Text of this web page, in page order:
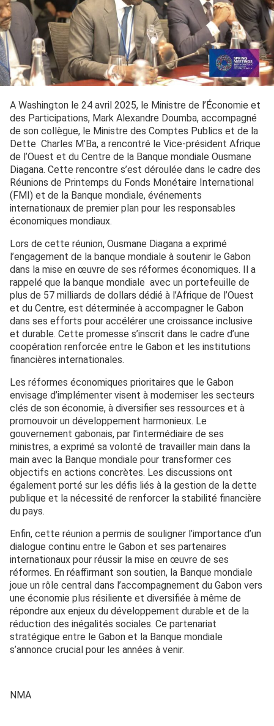
A Washington le 24 avril 2025, le Ministre de l’Économie et
des Participations, Mark Alexandre Doumba, accompagné
de son collègue, le Ministre des Comptes Publics et de la
Dette Charles M’Ba, a rencontré le Vice-président Afrique
de l’Ouest et du Centre de la Banque mondiale Ousmane
Diagana. Cette rencontre s’est déroulée dans le cadre des
Réunions de Printemps du Fonds Monétaire International
(FMI) et de la Banque mondiale, événements
internationaux de premier plan pour les responsables
économiques mondiaux.
Lors de cette réunion, Ousmane Diagana a exprimé
l’engagement de la banque mondiale à soutenir le Gabon
dans la mise en œuvre de ses réformes économiques. Il a
rappelé que la banque mondiale avec un portefeuille de
plus de 57 milliards de dollars dédié à l’Afrique de l’Ouest
et du Centre, est déterminée à accompagner le Gabon
dans ses efforts pour accélérer une croissance inclusive
et durable. Cette promesse s’inscrit dans le cadre d’une
coopération renforcée entre le Gabon et les institutions
financières internationales.
Les réformes économiques prioritaires que le Gabon
envisage d’implémenter visent à moderniser les secteurs
clés de son économie, à diversifier ses ressources et à
promouvoir un développement harmonieux. Le
gouvernement gabonais, par l’intermédiaire de ses
ministres, a exprimé sa volonté de travailler main dans la
main avec la Banque mondiale pour transformer ces
objectifs en actions concrètes. Les discussions ont
également porté sur les défis liés à la gestion de la dette
publique et la nécessité de renforcer la stabilité financière
du pays.
Enfin, cette réunion a permis de souligner l’importance d’un
dialogue continu entre le Gabon et ses partenaires
internationaux pour réussir la mise en œuvre de ses
réformes. En réaffirmant son soutien, la Banque mondiale
joue un rôle central dans l’accompagnement du Gabon vers
une économie plus résiliente et diversifiée à même de
répondre aux enjeux du développement durable et de la
réduction des inégalités sociales. Ce partenariat
stratégique entre le Gabon et la Banque mondiale
s’annonce crucial pour les années à venir.
NMA